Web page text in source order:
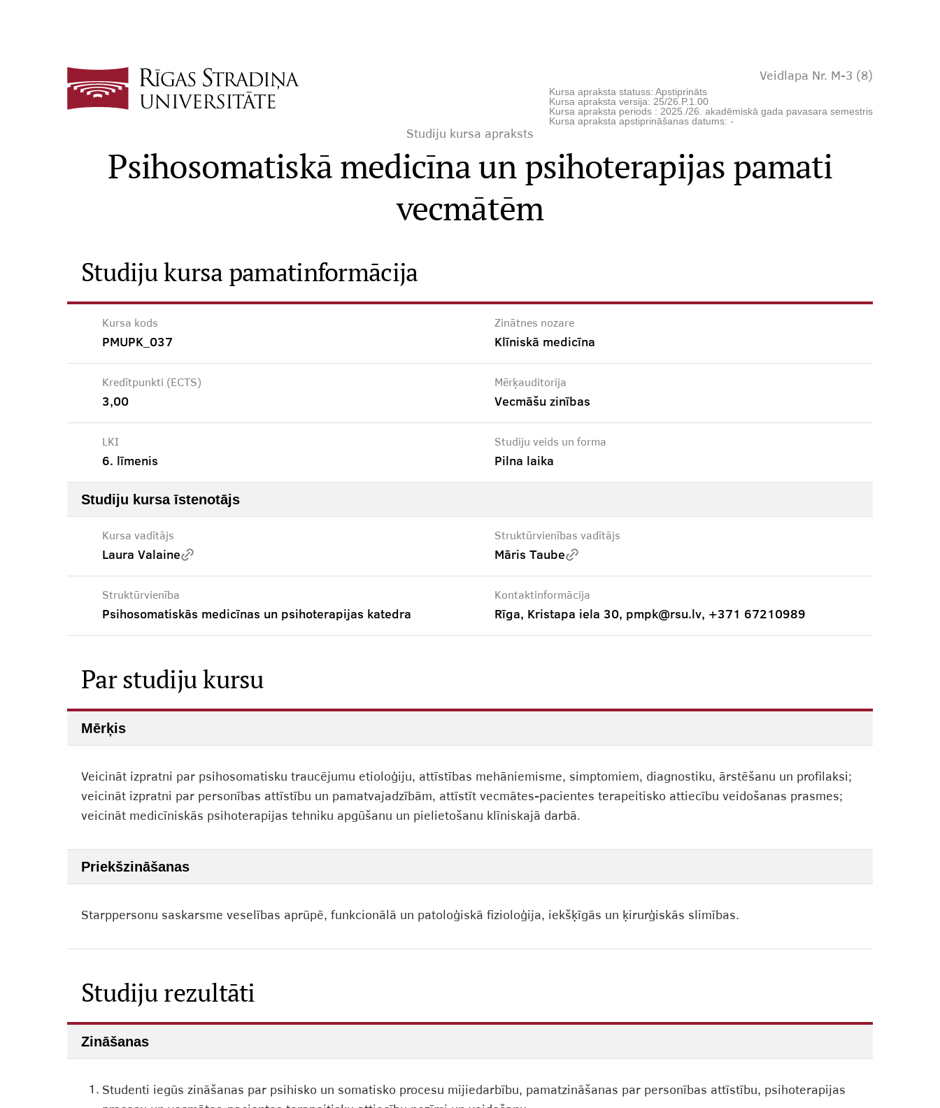
Veidlapa Nr. M-3 (8)
Kursa apraksta statuss: Apstiprināts
Kursa apraksta versija: 25/26.P.1.00
Kursa apraksta periods : 2025./26. akadēmiskā gada pavasara semestris
Kursa apraksta apstiprināšanas datums: -
Studiju kursa apraksts
Psihosomatiskā medicīna un psihoterapijas pamati
vecmātēm
Studiju kursa pamatinformācija
Kursa kods
PMUPK_037
Zinātnes nozare
Klīniskā medicīna
Kredītpunkti (ECTS)
3,00
Mērķauditorija
Vecmāšu zinības
LKI
6. līmenis
Studiju veids un forma
Pilna laika
Studiju kursa īstenotājs
Kursa vadītājs
Laura Valaine
Struktūrvienības vadītājs
Māris Taube
Struktūrvienība
Psihosomatiskās medicīnas un psihoterapijas katedra
Kontaktinformācija
Rīga, Kristapa iela 30, pmpk@rsu.lv, +371 67210989
Par studiju kursu
Mērķis
Veicināt izpratni par psihosomatisku traucējumu etioloģiju, attīstības mehāniemisme, simptomiem, diagnostiku, ārstēšanu un profilaksi;
veicināt izpratni par personības attīstību un pamatvajadzībām, attīstīt vecmātes-pacientes terapeitisko attiecību veidošanas prasmes;
veicināt medicīniskās psihoterapijas tehniku apgūšanu un pielietošanu klīniskajā darbā.
Priekšzināšanas
Starppersonu saskarsme veselības aprūpē, funkcionālā un patoloģiskā fizioloģija, iekšķīgās un ķirurģiskās slimības.
Studiju rezultāti
Zināšanas
1. Studenti iegūs zināšanas par psihisko un somatisko procesu mijiedarbību, pamatzināšanas par personības attīstību, psihoterapijas